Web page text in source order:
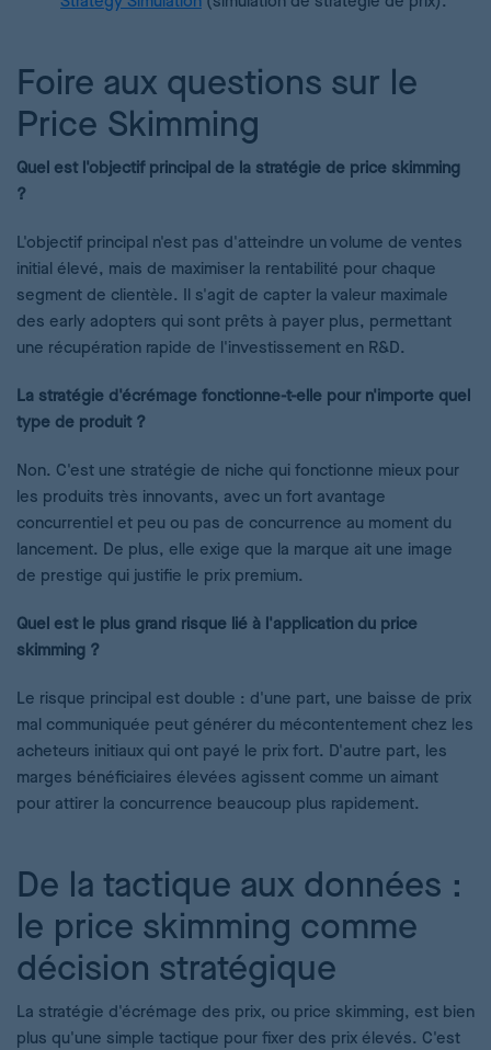
Foire aux questions sur le
Price Skimming
Quel est l'objectif principal de la stratégie de price skimming
?
L'objectif principal n'est pas d'atteindre un volume de ventes
initial élevé, mais de maximiser la rentabilité pour chaque
segment de clientèle. Il s'agit de capter la valeur maximale
des early adopters qui sont prêts à payer plus, permettant
une récupération rapide de l'investissement en R&D.
La stratégie d'écrémage fonctionne-t-elle pour n'importe quel
type de produit ?
Non. C'est une stratégie de niche qui fonctionne mieux pour
les produits très innovants, avec un fort avantage
concurrentiel et peu ou pas de concurrence au moment du
lancement. De plus, elle exige que la marque ait une image
de prestige qui justifie le prix premium.
Quel est le plus grand risque lié à l'application du price
skimming ?
Le risque principal est double : d'une part, une baisse de prix
mal communiquée peut générer du mécontentement chez les
acheteurs initiaux qui ont payé le prix fort. D'autre part, les
marges bénéficiaires élevées agissent comme un aimant
pour attirer la concurrence beaucoup plus rapidement.
De la tactique aux données :
le price skimming comme
décision stratégique
La stratégie d'écrémage des prix, ou price skimming, est bien
plus qu'une simple tactique pour fixer des prix élevés. C'est